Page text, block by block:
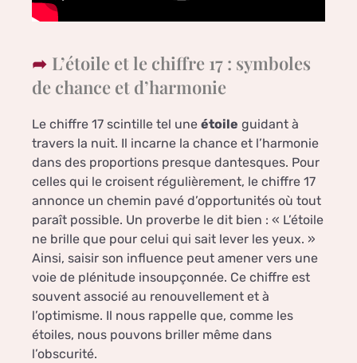
L’étoile et le chiffre 17 : symboles
de chance et d’harmonie
Le chiffre 17 scintille tel une étoile guidant à
travers la nuit. Il incarne la chance et l’harmonie
dans des proportions presque dantesques. Pour
celles qui le croisent régulièrement, le chiffre 17
annonce un chemin pavé d’opportunités où tout
paraît possible. Un proverbe le dit bien : « L’étoile
ne brille que pour celui qui sait lever les yeux. »
Ainsi, saisir son influence peut amener vers une
voie de plénitude insoupçonnée. Ce chiffre est
souvent associé au renouvellement et à
l’optimisme. Il nous rappelle que, comme les
étoiles, nous pouvons briller même dans
l’obscurité.